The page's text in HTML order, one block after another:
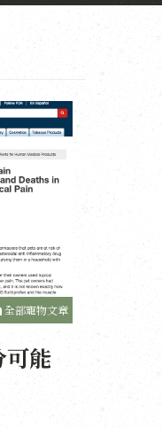
全部寵物文章
可能